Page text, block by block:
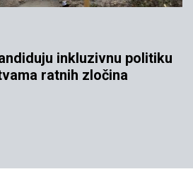
inkluzivnu politiku
ratnih zločina